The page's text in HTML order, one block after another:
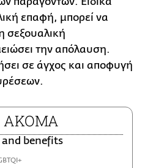
επαφή, μπορεί να
σεξουαλική
την απόλαυση.
σε άγχος και αποφυγή
ΑΚΟΜΑ